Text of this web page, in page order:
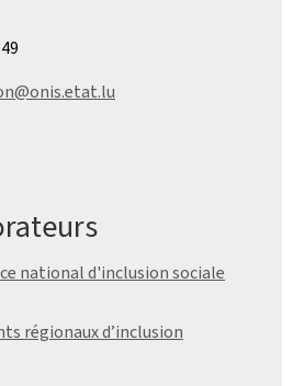
national d'inclusion sociale
régionaux d’inclusion